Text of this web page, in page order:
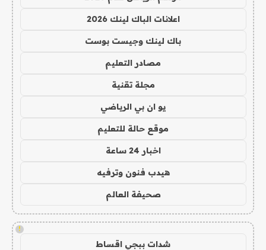
اعلانات الباك لينك 2026
باك لينك وجيست بوست
مصادر التعليم
مجلة تقنية
يو ان بي الرياضي
موقع حالة للتعليم
اخبار 24 ساعة
هيدب فنون وترفيه
صحيفة العالم
!
شدات ببجي اقساط